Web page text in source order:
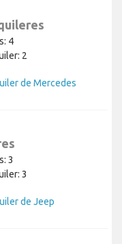
4
2
de Mercedes
3
3
de Jeep